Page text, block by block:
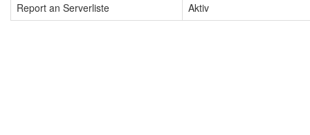
Report an Serverliste
Aktiv